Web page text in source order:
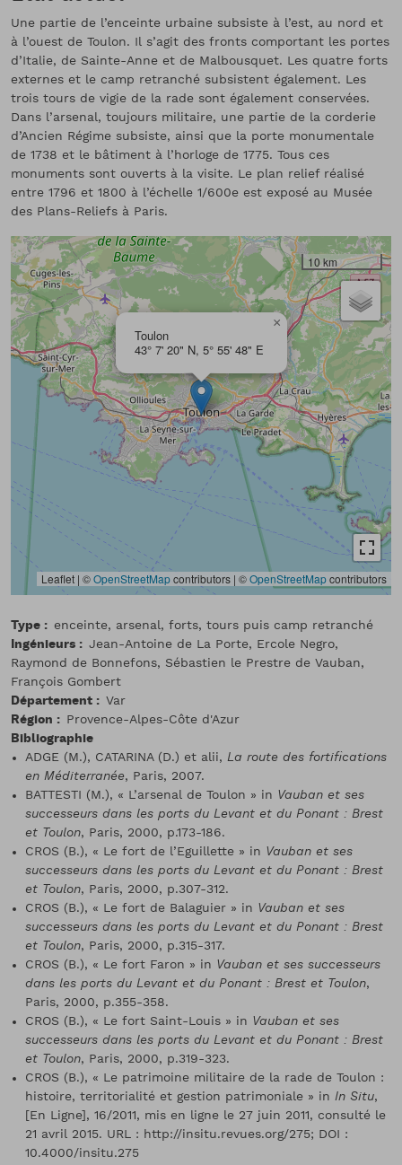
Une partie de l’enceinte urbaine subsiste à l’est, au nord et
à l’ouest de Toulon. Il s’agit des fronts comportant les portes
d’Italie, de Sainte-Anne et de Malbousquet. Les quatre forts
externes et le camp retranché subsistent également. Les
trois tours de vigie de la rade sont également conservées.
Dans l’arsenal, toujours militaire, une partie de la corderie
d’Ancien Régime subsiste, ainsi que la porte monumentale
de 1738 et le bâtiment à l’horloge de 1775. Tous ces
monuments sont ouverts à la visite. Le plan relief réalisé
entre 1796 et 1800 à l’échelle 1/600e est exposé au Musée
des Plans-Reliefs à Paris.
Toulon
43° 7' 20" N, 5° 55' 48" E
×
10 km
Leaflet | ©OpenStreetMapcontributors | ©OpenStreetMapcontributors
Type
enceinte, arsenal, forts, tours puis camp retranché
Ingénieurs
Jean-Antoine de La Porte, Ercole Negro,
Raymond de Bonnefons, Sébastien le Prestre de Vauban,
François Gombert
Département
Var
Région
Provence-Alpes-Côte d'Azur
Bibliographie
ADGE (M.), CATARINA (D.) et alii, La route des fortifications
en Méditerranée, Paris, 2007.
BATTESTI (M.), « L’arsenal de Toulon » in Vauban et ses
successeurs dans les ports du Levant et du Ponant : Brest
et Toulon, Paris, 2000, p.173-186.
CROS (B.), « Le fort de l’Eguillette » in Vauban et ses
successeurs dans les ports du Levant et du Ponant : Brest
et Toulon, Paris, 2000, p.307-312.
CROS (B.), « Le fort de Balaguier » in Vauban et ses
successeurs dans les ports du Levant et du Ponant : Brest
et Toulon, Paris, 2000, p.315-317.
CROS (B.), « Le fort Faron » in Vauban et ses successeurs
dans les ports du Levant et du Ponant : Brest et Toulon,
Paris, 2000, p.355-358.
CROS (B.), « Le fort Saint-Louis » in Vauban et ses
successeurs dans les ports du Levant et du Ponant : Brest
et Toulon, Paris, 2000, p.319-323.
CROS (B.), « Le patrimoine militaire de la rade de Toulon :
histoire, territorialité et gestion patrimoniale » in In Situ,
[En Ligne], 16/2011, mis en ligne le 27 juin 2011, consulté le
21 avril 2015. URL : http://insitu.revues.org/275; DOI :
10.4000/insitu.275